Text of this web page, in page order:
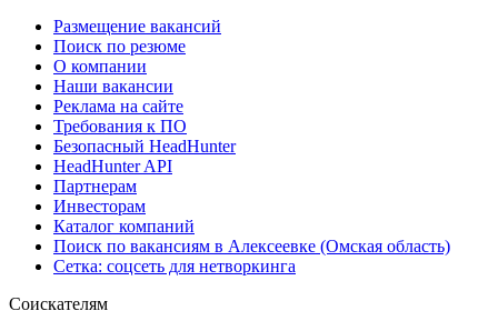
Размещение вакансий
Поиск по резюме
О компании
Наши вакансии
Реклама на сайте
Требования к ПО
Безопасный HeadHunter
HeadHunter API
Партнерам
Инвесторам
Каталог компаний
Поиск по вакансиям в Алексеевке (Омская область)
Сетка: соцсеть для нетворкинга
Соискателям